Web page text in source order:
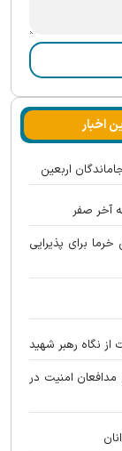
اخبار
آخر صفر
شعار محوری دهه پایانی صفر تا ارسال ۴ تن خرما برای پذیرایی
از نگاه رهبر شهید
امنیت در